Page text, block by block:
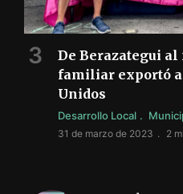
De Berazategui al
familiar exportó
Unidos
Desarrollo Local
31 de marzo de 2023 2